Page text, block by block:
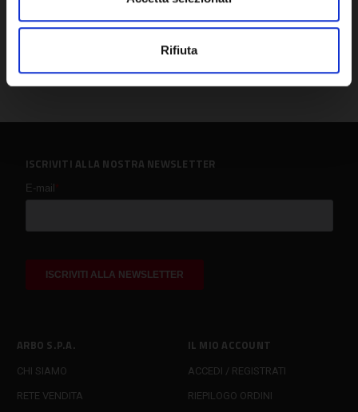
Rifiuta
ARBO S.P.A.
CHI SIAMO
RETE VENDITA
IL MIO ACCOUNT
ACCEDI / REGISTRATI
RIEPILOGO ORDINI
ISCRIVITI ALLA NOSTRA NEWSLETTER